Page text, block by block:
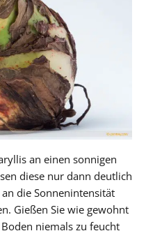
an einen sonnigen
diese nur dann deutlich
die Sonnenintensität
Gießen Sie wie gewohnt
niemals zu feucht